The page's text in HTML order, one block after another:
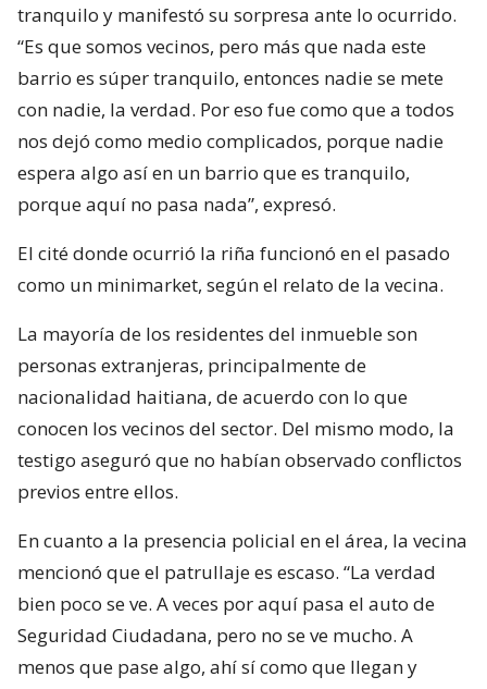
tranquilo y manifestó su sorpresa ante lo ocurrido.
“Es que somos vecinos, pero más que nada este
barrio es súper tranquilo, entonces nadie se mete
con nadie, la verdad. Por eso fue como que a todos
nos dejó como medio complicados, porque nadie
espera algo así en un barrio que es tranquilo,
porque aquí no pasa nada”, expresó.
El cité donde ocurrió la riña funcionó en el pasado
como un minimarket, según el relato de la vecina.
La mayoría de los residentes del inmueble son
personas extranjeras, principalmente de
nacionalidad haitiana, de acuerdo con lo que
conocen los vecinos del sector. Del mismo modo, la
testigo aseguró que no habían observado conflictos
previos entre ellos.
En cuanto a la presencia policial en el área, la vecina
mencionó que el patrullaje es escaso. “La verdad
bien poco se ve. A veces por aquí pasa el auto de
Seguridad Ciudadana, pero no se ve mucho. A
menos que pase algo, ahí sí como que llegan y